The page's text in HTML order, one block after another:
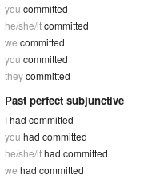
you committed
he/she/itcommitted
we committed
you committed
theycommitted
Past perfect subjunctive
Ihad committed
you had committed
he/she/ithad committed
we had committed